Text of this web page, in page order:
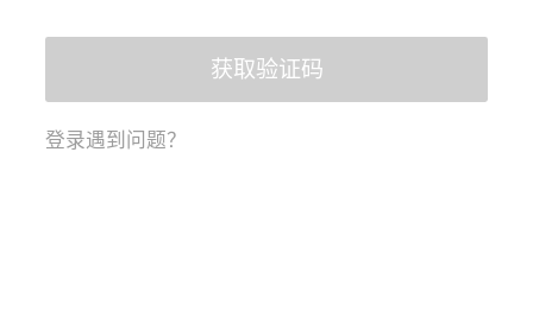
获取验证码
登录遇到问题？